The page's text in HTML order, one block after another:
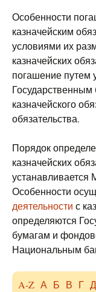
Особенности
казначейским
условиями их
казначейских
погашение путем
казначейского
обязательства.
Порядок
казначейских
Особенности
деятельности с
определяются
бумагам и
Национальным
A-Z А Б В Г Д